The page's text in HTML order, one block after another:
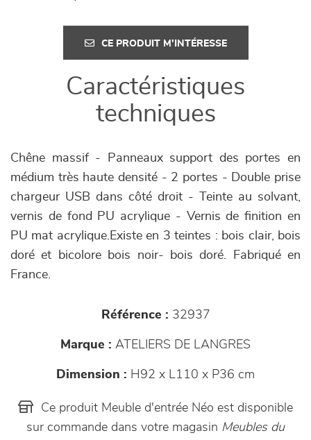
CE PRODUIT M'INTÉRESSE
Caractéristiques
techniques
Chêne massif - Panneaux support des portes en
médium très haute densité - 2 portes - Double prise
chargeur USB dans côté droit - Teinte au solvant,
vernis de fond PU acrylique - Vernis de finition en
PU mat acrylique.Existe en 3 teintes : bois clair, bois
doré et bicolore bois noir- bois doré. Fabriqué en
France.
Référence : 32937
Marque : ATELIERS DE LANGRES
Dimension : H92 x L110 x P36 cm
Ce produit Meuble d'entrée Néo est disponible
sur commande dans votre magasin Meubles du